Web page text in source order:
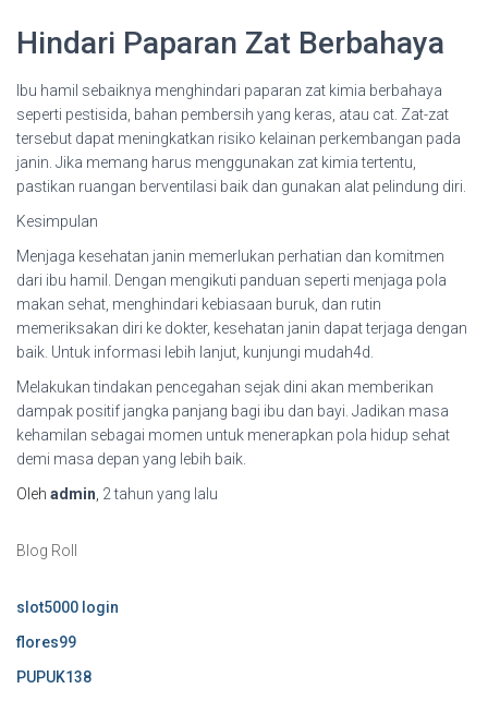
Hindari Paparan Zat Berbahaya
Ibu hamil sebaiknya menghindari paparan zat kimia berbahaya
seperti pestisida, bahan pembersih yang keras, atau cat. Zat-zat
tersebut dapat meningkatkan risiko kelainan perkembangan pada
janin. Jika memang harus menggunakan zat kimia tertentu,
pastikan ruangan berventilasi baik dan gunakan alat pelindung diri.
Kesimpulan
Menjaga kesehatan janin memerlukan perhatian dan komitmen
dari ibu hamil. Dengan mengikuti panduan seperti menjaga pola
makan sehat, menghindari kebiasaan buruk, dan rutin
memeriksakan diri ke dokter, kesehatan janin dapat terjaga dengan
baik. Untuk informasi lebih lanjut, kunjungi mudah4d.
Melakukan tindakan pencegahan sejak dini akan memberikan
dampak positif jangka panjang bagi ibu dan bayi. Jadikan masa
kehamilan sebagai momen untuk menerapkan pola hidup sehat
demi masa depan yang lebih baik.
Oleh admin 2 tahun yang lalu
Blog Roll
slot5000 login
flores99
PUPUK138